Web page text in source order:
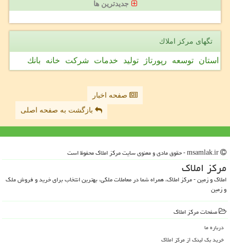
جدیدترین ها
تگهای مركز املاك
استان توسعه رپورتاژ تولید خدمات شركت خانه بانك
صفحه اخبار
بازگشت به صفحه اصلی
مركز املاك
املاک و زمین - مرکز املاک، همراه شما در معاملات ملکی، بهترین انتخاب برای خرید و فروش ملک
و زمین
صفحات مركز املاك
درباره ما
خرید بک لینک از مركز املاك